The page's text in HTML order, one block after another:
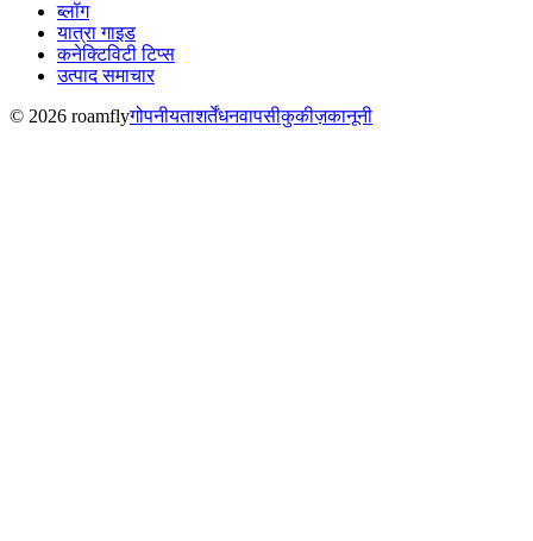
ब्लॉग
यात्रा गाइड
कनेक्टिविटी टिप्स
उत्पाद समाचार
© 2026 roamflyगोपनीयताशर्तेंधनवापसीकुकीज़कानूनी